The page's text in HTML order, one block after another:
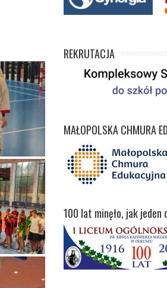
REKRUTACJA
MAŁOPOLSKA CHMURA
100 lat minęło, jak jeden